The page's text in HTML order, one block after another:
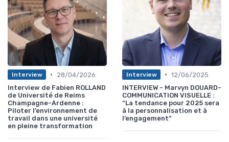
Interview •
28/04/2026
Interview de Fabien ROLLAND
de Université de Reims
Champagne-Ardenne :
Piloter l’environnement de
travail dans une université
en pleine transformation
Interview • 12/06/2025
INTERVIEW - Marvyn DOUARD-
COMMUNICATION VISUELLE :
“La tendance pour 2025 sera
à la personnalisation et à
l’engagement”